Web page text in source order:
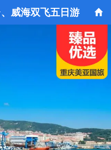
威海双飞五日游 